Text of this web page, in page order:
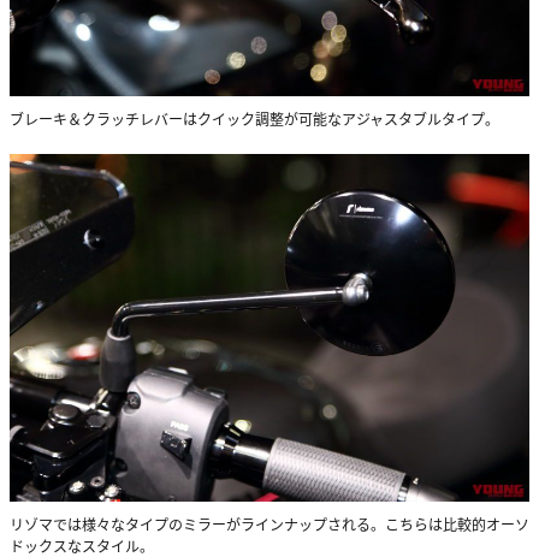
ブレーキ＆クラッチレバーはクイック調整が可能なアジャスタブルタイプ。
リゾマでは様々なタイプのミラーがラインナップされる。こちらは比較的オーソ
ドックスなスタイル。